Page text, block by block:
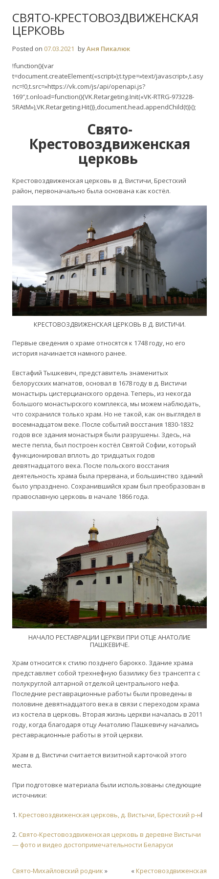
СВЯТО-КРЕСТОВОЗДВИЖЕНСКАЯ
ЦЕРКОВЬ
Posted on 07.03.2021 byАня Пикалюк
!function(){var
t=document.createElement(«script»);t.type=»text/javascript»,t.asy
nc=!0,t.src=»https://vk.com/js/api/openapi.js?
169″,t.onload=function(){VK.Retargeting.Init(«VK-RTRG-973228-
5RAtM»),VK.Retargeting.Hit()},document.head.appendChild(t)}();
Свято-
Крестовоздвиженская
церковь
Крестовоздвиженская церковь в д. Вистичи, Брестский
район, первоначально была основана как костёл.
КРЕСТОВОЗДВИЖЕНСКАЯ ЦЕРКОВЬ В Д. ВИСТИЧИ.
Первые сведения о храме относятся к 1748 году, но его
история начинается намного ранее.
Евстафий Тышкевич, представитель знаменитых
белорусских магнатов, основал в 1678 году в д. Вистичи
монастырь цистерцианского ордена. Теперь, из некогда
большого монастырского комплекса, мы можем наблюдать,
что сохранился только храм. Но не такой, как он выглядел в
восемнадцатом веке. После событий восстания 1830-1832
годов все здания монастыря были разрушены. Здесь, на
месте пепла, был построен костёл Святой Софии, который
функционировал вплоть до тридцатых годов
девятнадцатого века. После польского восстания
деятельность храма была прервана, и большинство зданий
было упразднено. Сохранившийся храм был преобразован в
православную церковь в начале 1866 года.
НАЧАЛО РЕСТАВРАЦИИ ЦЕРКВИ ПРИ ОТЦЕ АНАТОЛИЕ
ПАШКЕВИЧЕ.
Храм относится к стилю позднего барокко. Здание храма
представляет собой трехнефную базилику без трансепта с
полукруглой алтарной отделкой центрального нефа.
Последние реставрационные работы были проведены в
половине девятнадцатого века в связи с переходом храма
из костела в церковь. Вторая жизнь церкви началась в 2011
году, когда благодаря отцу Анатолию Пашкевичу начались
реставрационные работы в этой церкви.
Храм в д. Вистичи считается визитной карточкой этого
места.
При подготовке материала были использованы следующие
источники:
1. Крестовоздвиженская церковь, д. Вистычи, Брестский р-нl
2. Свято-Крестовоздвиженская церковь в деревне Вистычи
— фото и видео достопримечательности Беларуси
Свято-Михайловский родник » « Крестовоздвиженская